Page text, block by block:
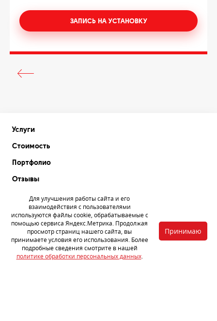
ЗАПИСЬ НА УСТАНОВКУ
Услуги
Стоимость
Портфолио
Отзывы
Акции
Статьи
Партнерам
Контакты
Для улучшения работы сайта и его
взаимодействия с пользователями
используются файлы cookie, обрабатываемые с
помощью сервиса Яндекс.Метрика. Продолжая
просмотр страниц нашего сайта, вы
принимаете условия его использования. Более
подробные сведения смотрите в нашей
политике обработки персональных данных.
Принимаю